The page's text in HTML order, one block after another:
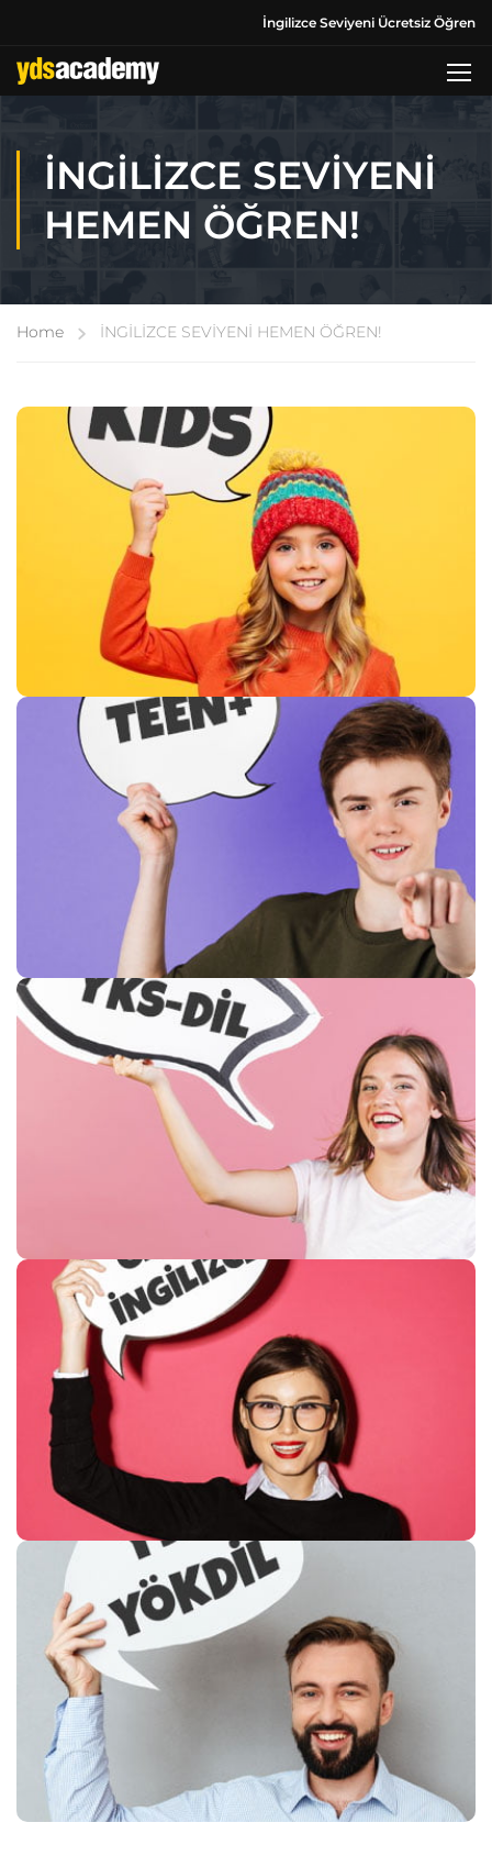
İngilizce Seviyeni Ücretsiz Öğren
İNGİLİZCE SEVİYENİ
HEMEN ÖĞREN!
Home İNGİLİZCE SEVİYENİ HEMEN ÖĞREN!
KIDS
1. Sınıf – 2. Sınıf
3. Sınıf – 4. Sınıf
5. Sınıf – 6. Sınıf
7. Sınıf – 8. Sınıf
SEVİYENİ ÖLÇ
TEEN PLUS
SEVİYENİ ÖLÇ
YKS-DİL
10. Sınıf
11. Sınıf – 12. Sınıf
SEVİYENİ ÖLÇ
GENEL İNGİLİZCE
A1 – A2 – B1
B2 – C1 – C2
SEVİYENİ ÖLÇ
YDS-YÖKDİL
ÖN HAZIRLIK &
KAPSAMLI HAZIRLIK
SEVİYENİ ÖLÇ